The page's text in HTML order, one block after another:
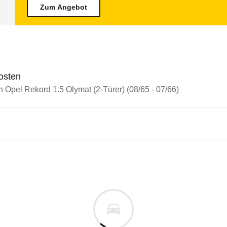
Zum Angebot
Opel Rekord 1.5 Olymat (2-Türer) (08/65 - 07/66)